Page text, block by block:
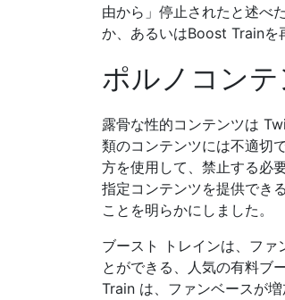
由から」停止されたと述べ
か、あるいはBoost Trainを
ポルノコン
露骨な性的コンテンツは
類のコンテンツには不適切
方を使用して、禁止する必
指定コンテンツを提供でき
ことを明らかにしました。
ブースト トレインは、フ
とができる、人気の有料ブ
Train は、ファンベースが